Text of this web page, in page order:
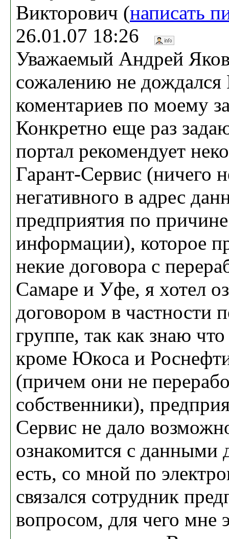
Викторович (написать
26.01.07 18:26
Уважаемый Андрей
сожалению не
коментариев по моему
Конкретно еще раз
портал рекомендует
Гарант-Сервис (ничего
негативного в адрес
предприятия по причине
информации), которое
некие договора с
Самаре и Уфе, я хотел
договором в частности
группе, так как знаю
кроме Юкоса и
(причем они не
собственники),
Сервис не дало
ознакомится с данными
есть, со мной по
связался сотрудник
вопросом, для чего мне